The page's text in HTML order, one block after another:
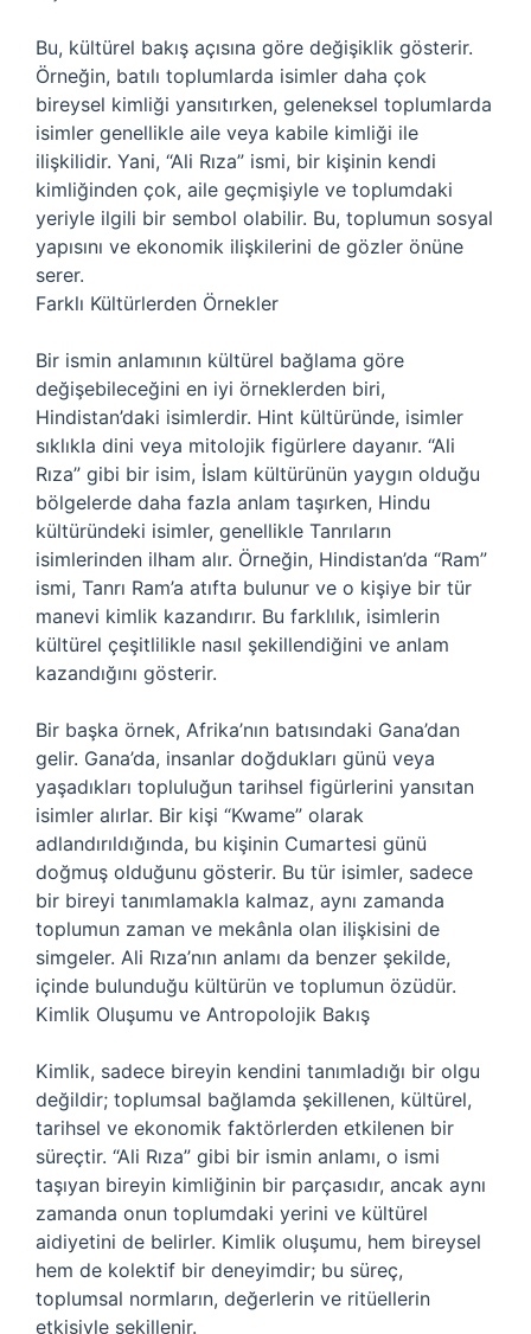
Bu, kültürel bakış açısına göre değişiklik gösterir.
Örneğin, batılı toplumlarda isimler daha çok
bireysel kimliği yansıtırken, geleneksel toplumlarda
isimler genellikle aile veya kabile kimliği ile
ilişkilidir. Yani, “Ali Rıza” ismi, bir kişinin kendi
kimliğinden çok, aile geçmişiyle ve toplumdaki
yeriyle ilgili bir sembol olabilir. Bu, toplumun sosyal
yapısını ve ekonomik ilişkilerini de gözler önüne
serer.
Farklı Kültürlerden Örnekler
Bir ismin anlamının kültürel bağlama göre
değişebileceğini en iyi örneklerden biri,
Hindistan’daki isimlerdir. Hint kültüründe, isimler
sıklıkla dini veya mitolojik figürlere dayanır. “Ali
Rıza” gibi bir isim, İslam kültürünün yaygın olduğu
bölgelerde daha fazla anlam taşırken, Hindu
kültüründeki isimler, genellikle Tanrıların
isimlerinden ilham alır. Örneğin, Hindistan’da “Ram”
ismi, Tanrı Ram’a atıfta bulunur ve o kişiye bir tür
manevi kimlik kazandırır. Bu farklılık, isimlerin
kültürel çeşitlilikle nasıl şekillendiğini ve anlam
kazandığını gösterir.
Bir başka örnek, Afrika’nın batısındaki Gana’dan
gelir. Gana’da, insanlar doğdukları günü veya
yaşadıkları topluluğun tarihsel figürlerini yansıtan
isimler alırlar. Bir kişi “Kwame” olarak
adlandırıldığında, bu kişinin Cumartesi günü
doğmuş olduğunu gösterir. Bu tür isimler, sadece
bir bireyi tanımlamakla kalmaz, aynı zamanda
toplumun zaman ve mekânla olan ilişkisini de
simgeler. Ali Rıza’nın anlamı da benzer şekilde,
içinde bulunduğu kültürün ve toplumun özüdür.
Kimlik Oluşumu ve Antropolojik Bakış
Kimlik, sadece bireyin kendini tanımladığı bir olgu
değildir; toplumsal bağlamda şekillenen, kültürel,
tarihsel ve ekonomik faktörlerden etkilenen bir
süreçtir. “Ali Rıza” gibi bir ismin anlamı, o ismi
taşıyan bireyin kimliğinin bir parçasıdır, ancak aynı
zamanda onun toplumdaki yerini ve kültürel
aidiyetini de belirler. Kimlik oluşumu, hem bireysel
hem de kolektif bir deneyimdir; bu süreç,
toplumsal normların, değerlerin ve ritüellerin
etkisiyle şekillenir.